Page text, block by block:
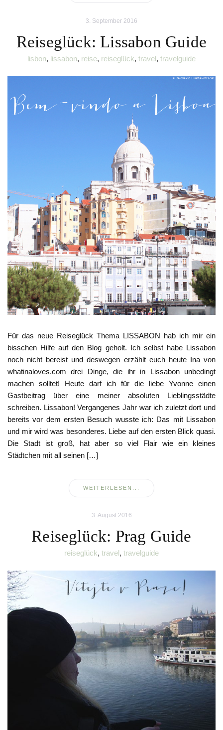
3. September 2016
Reiseglück: Lissabon Guide
lisbon, lissabon, reise, reiseglück, travel, travelguide
Für das neue Reiseglück Thema LISSABON hab ich mir ein
bisschen Hilfe auf den Blog geholt. Ich selbst habe Lissabon
noch nicht bereist und deswegen erzählt euch heute Ina von
whatinaloves.com drei Dinge, die ihr in Lissabon unbedingt
machen solltet! Heute darf ich für die liebe Yvonne einen
Gastbeitrag über eine meiner absoluten Lieblingsstädte
schreiben. Lissabon! Vergangenes Jahr war ich zuletzt dort und
bereits vor dem ersten Besuch wusste ich: Das mit Lissabon
und mir wird was besonderes. Liebe auf den ersten Blick quasi.
Die Stadt ist groß, hat aber so viel Flair wie ein kleines
Städtchen mit all seinen […]
WEITERLESEN...
3. August 2016
Reiseglück: Prag Guide
reiseglück, travel, travelguide